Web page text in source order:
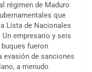
régimen de Maduro
que
Lista de Nacionales
empresario y seis
fueron
evasión de sanciones
a menudo